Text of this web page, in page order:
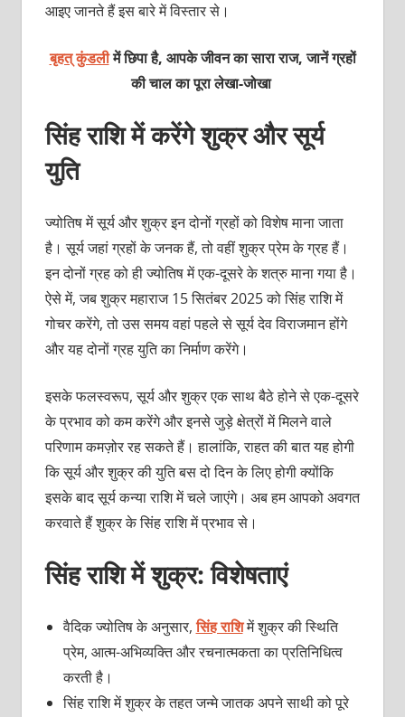
आइए जानते हैं इस बारे में विस्तार से।
बृहत् कुंडलीमें छिपा है, आपके जीवन का सारा राज, जानें ग्रहों
की चाल का पूरा लेखा-जोखा
सिंह राशि में करेंगे शुक्र और सूर्य
युति
ज्योतिष में सूर्य और शुक्र इन दोनों ग्रहों को विशेष माना जाता
है। सूर्य जहां ग्रहों के जनक हैं, तो वहीं शुक्र प्रेम के ग्रह हैं।
इन दोनों ग्रह को ही ज्योतिष में एक-दूसरे के शत्रु माना गया है।
ऐसे में, जब शुक्र महाराज 15 सितंबर 2025 को सिंह राशि में
गोचर करेंगे, तो उस समय वहां पहले से सूर्य देव विराजमान होंगे
और यह दोनों ग्रह युति का निर्माण करेंगे।
इसके फलस्वरूप, सूर्य और शुक्र एक साथ बैठे होने से एक-दूसरे
के प्रभाव को कम करेंगे और इनसे जुड़े क्षेत्रों में मिलने वाले
परिणाम कमज़ोर रह सकते हैं। हालांकि, राहत की बात यह होगी
कि सूर्य और शुक्र की युति बस दो दिन के लिए होगी क्योंकि
इसके बाद सूर्य कन्या राशि में चले जाएंगे। अब हम आपको अवगत
करवाते हैं शुक्र के सिंह राशि में प्रभाव से।
सिंह राशि में शुक्र: विशेषताएं
वैदिक ज्योतिष के अनुसार,सिंह राशिमें शुक्र की स्थिति
प्रेम, आत्म-अभिव्यक्ति और रचनात्मकता का प्रतिनिधित्व
करती है।
सिंह राशि में शुक्र के तहत जन्मे जातक अपने साथी को पूरे